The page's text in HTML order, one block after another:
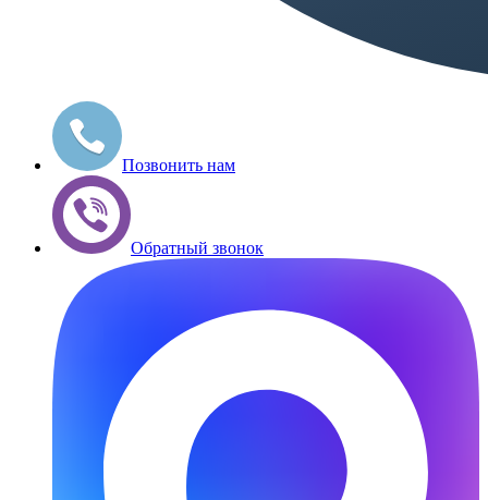
Позвонить нам
Обратный звонок